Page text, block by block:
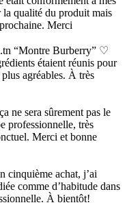
la qualité du produit mais
Merci
“Montre Burberry” ♡
étaient réunis pour
agréables. À très
ne sera sûrement pas le
professionnelle, très
Merci et bonne
cinquième achat, j’ai
comme d’habitude dans
À bientôt!